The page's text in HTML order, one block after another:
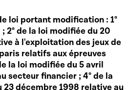
loi portant modification : 1°
2° de la loi modifiée du 20
à l'exploitation des jeux de
relatifs aux épreuves
la loi modifiée du 5 avril
secteur financier ; 4° de la
23 décembre 1998 relative au